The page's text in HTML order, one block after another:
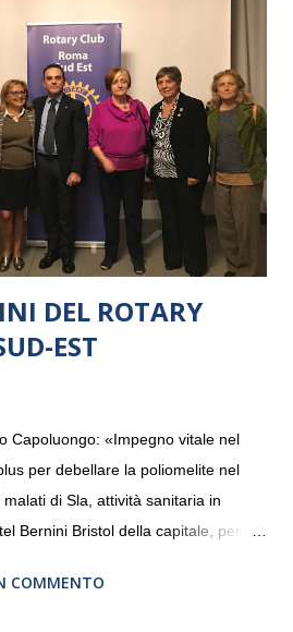
DEL ROTARY
EST
Capoluongo: «Impegno vitale nel
per debellare la poliomelite nel
di Sla, attività sanitaria in
Bernini Bristol della capitale, per la
Club Roma Sud-Est che festeggia
per raccontare al
COMMENTO